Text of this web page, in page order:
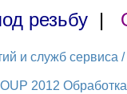
резьбу |
и служб
2012